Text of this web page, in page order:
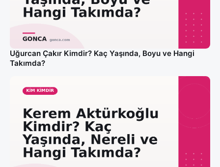
Uğurcan Çakır Kimdir? Kaç Yaşında, Boyu ve Hangi
Takımda?